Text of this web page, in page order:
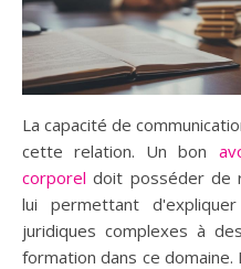
La capacité de
cette relation. Un bon
corporel doit posséder de
lui permettant
juridiques complexes à
formation dans ce